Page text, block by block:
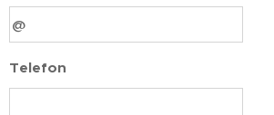
Telefon